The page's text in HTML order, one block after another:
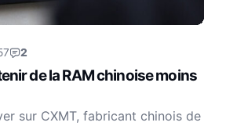
2
de la RAM chinoise moins
sur CXMT, fabricant chinois de